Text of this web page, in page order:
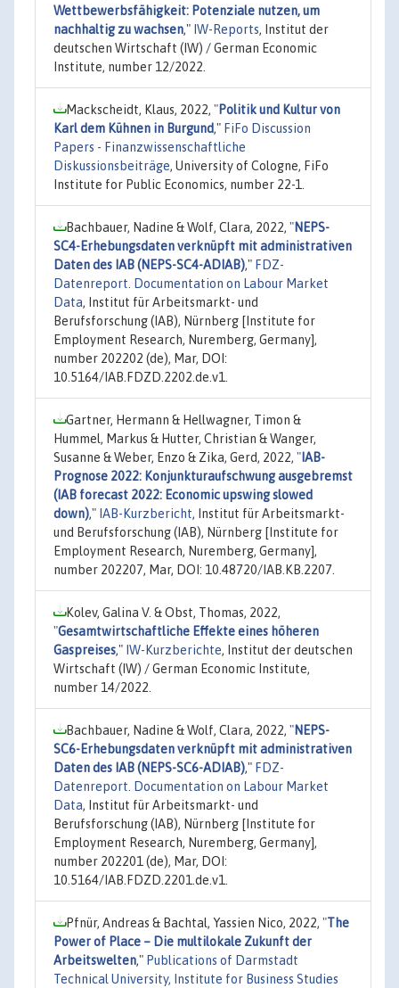
Wettbewerbsfähigkeit: Potenziale nutzen, um
nachhaltig zu wachsen," IW-Reports, Institut der
deutschen Wirtschaft (IW) / German Economic
Institute, number 12/2022.
Mackscheidt, Klaus, 2022, "Politik und Kultur von
Karl dem Kühnen in Burgund," FiFo Discussion
Papers - Finanzwissenschaftliche
Diskussionsbeiträge, University of Cologne, FiFo
Institute for Public Economics, number 22-1.
Bachbauer, Nadine & Wolf, Clara, 2022, "NEPS-
SC4-Erhebungsdaten verknüpft mit administrativen
Daten des IAB (NEPS-SC4-ADIAB)," FDZ-
Datenreport. Documentation on Labour Market
Data, Institut für Arbeitsmarkt- und
Berufsforschung (IAB), Nürnberg [Institute for
Employment Research, Nuremberg, Germany],
number 202202 (de), Mar, DOI:
10.5164/IAB.FDZD.2202.de.v1.
Gartner, Hermann & Hellwagner, Timon &
Hummel, Markus & Hutter, Christian & Wanger,
Susanne & Weber, Enzo & Zika, Gerd, 2022, " IAB-
Prognose 2022: Konjunkturaufschwung ausgebremst
(IAB forecast 2022: Economic upswing slowed
down)," IAB-Kurzbericht, Institut für Arbeitsmarkt-
und Berufsforschung (IAB), Nürnberg [Institute for
Employment Research, Nuremberg, Germany],
number 202207, Mar, DOI: 10.48720/IAB.KB.2207.
Kolev, Galina V. & Obst, Thomas, 2022,
"Gesamtwirtschaftliche Effekte eines höheren
Gaspreises," IW-Kurzberichte, Institut der deutschen
Wirtschaft (IW) / German Economic Institute,
number 14/2022.
Bachbauer, Nadine & Wolf, Clara, 2022, "NEPS-
SC6-Erhebungsdaten verknüpft mit administrativen
Daten des IAB (NEPS-SC6-ADIAB)," FDZ-
Datenreport. Documentation on Labour Market
Data, Institut für Arbeitsmarkt- und
Berufsforschung (IAB), Nürnberg [Institute for
Employment Research, Nuremberg, Germany],
number 202201 (de), Mar, DOI:
10.5164/IAB.FDZD.2201.de.v1.
Pfnür, Andreas & Bachtal, Yassien Nico, 2022, "The
Power of Place – Die multilokale Zukunft der
Arbeitswelten," Publications of Darmstadt
Technical University, Institute for Business Studies